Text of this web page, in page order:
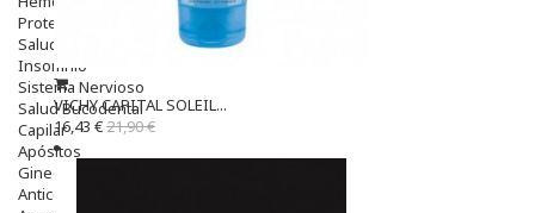
Protectores Y Emolientes
Salud
Insomnio
Sistema Nervioso
Salud Bucodental
Capilar
Apósitos
Ginecología
Anticonceptivos
VICHY CAPITAL SOLEIL...
16,43 €21,90 €